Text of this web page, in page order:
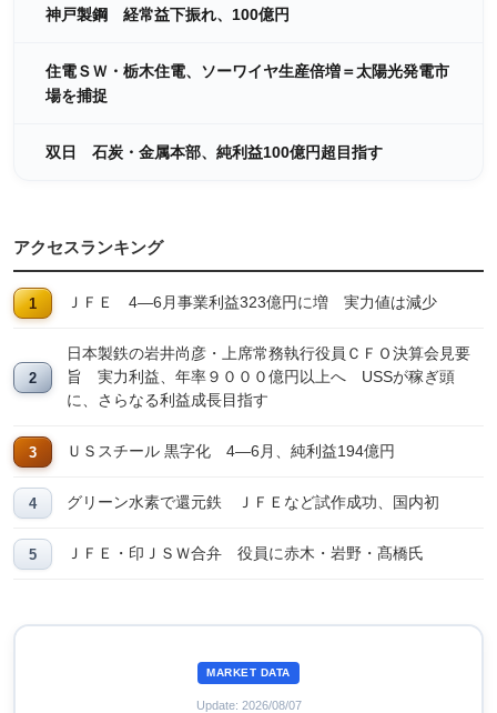
神戸製鋼 経常益下振れ、100億円
住電ＳＷ・栃木住電、ソーワイヤ生産倍増＝太陽光発電市
場を捕捉
双日 石炭・金属本部、純利益100億円超目指す
アクセスランキング
ＪＦＥ 4―6月事業利益323億円に増 実力値は減少
日本製鉄の岩井尚彦・上席常務執行役員ＣＦＯ決算会見要
旨 実力利益、年率９０００億円以上へ USSが稼ぎ頭
に、さらなる利益成長目指す
ＵＳスチール 黒字化 4―6月、純利益194億円
グリーン水素で還元鉄 ＪＦＥなど試作成功、国内初
ＪＦＥ・印ＪＳＷ合弁 役員に赤木・岩野・髙橋氏
MARKET DATA
Update: 2026/08/07